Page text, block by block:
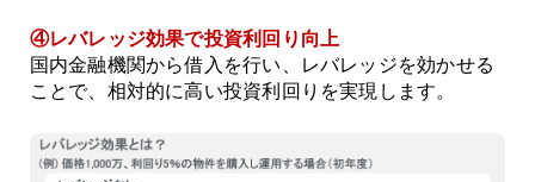
④レバレッジ効果で投資利回り向上
国内金融機関から借入を行い、レバレッジを効かせる
ことで、相対的に高い投資利回りを実現します。